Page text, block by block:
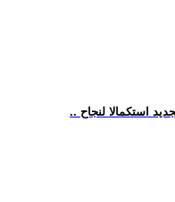
استكمالا لنجاح